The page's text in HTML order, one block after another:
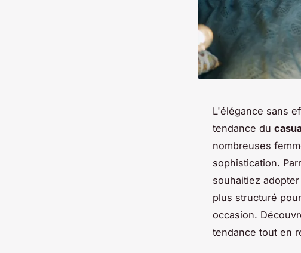
L'élégance sans
tendance du
nombreuses
sophistication.
souhaitiez
plus structuré
occasion.
tendance tout en